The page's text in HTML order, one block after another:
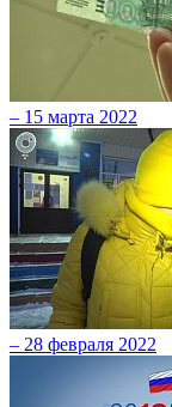
– 15 марта 2022
– 28 февраля 2022